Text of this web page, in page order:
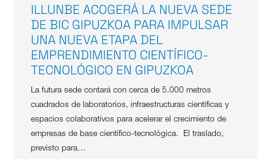
ILLUNBE ACOGERÁ LA NUEVA SEDE
DE BIC GIPUZKOA PARA IMPULSAR
UNA NUEVA ETAPA DEL
EMPRENDIMIENTO CIENTÍFICO-
TECNOLÓGICO EN GIPUZKOA
La futura sede contará con cerca de 5.000 metros
cuadrados de laboratorios, infraestructuras científicas y
espacios colaborativos para acelerar el crecimiento de
empresas de base científico-tecnológica. El traslado,
previsto para…